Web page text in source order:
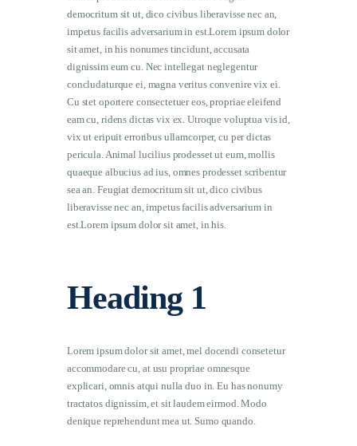
democritum sit ut, dico civibus liberavisse nec an,
impetus facilis adversarium in est.Lorem ipsum dolor
sit amet, in his nonumes tincidunt, accusata
dignissim eum cu. Nec intellegat neglegentur
concludaturque ei, magna veritus convenire vix ei.
Cu stet oportere consectetuer eos, propriae eleifend
eam cu, ridens dictas vix ex. Utroque voluptua vis id,
vix ut eripuit erroribus ullamcorper, cu per dictas
pericula. Animal lucilius prodesset ut eum, mollis
quaeque albucius ad ius, omnes prodesset scribentur
sea an. Feugiat democritum sit ut, dico civibus
liberavisse nec an, impetus facilis adversarium in
est.Lorem ipsum dolor sit amet, in his.
Heading 1
Lorem ipsum dolor sit amet, mel docendi consetetur
accommodare cu, at usu propriae omnesque
explicari, omnis atqui nulla duo in. Eu has nonumy
tractatos dignissim, et sit laudem eirmod. Modo
denique reprehendunt mea ut. Sumo quando.